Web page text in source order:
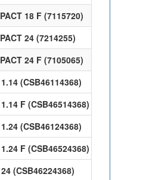
18 F (7115720)
24 (7214255)
24 F (7105065)
(CSB46114368)
F (CSB46514368)
(CSB46124368)
F (CSB46524368)
(CSB46224368)